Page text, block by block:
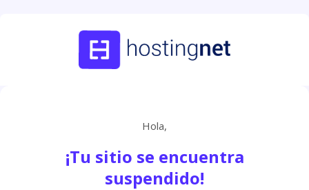
Hola,
¡Tu sitio se encuentra
suspendido!